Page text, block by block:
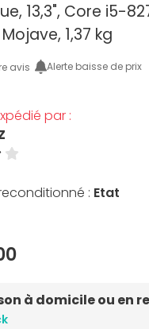
13,3", Core i5-
1,37 kg
avis Alerte baisse de prix
par :
: Etat
à domicile ou en